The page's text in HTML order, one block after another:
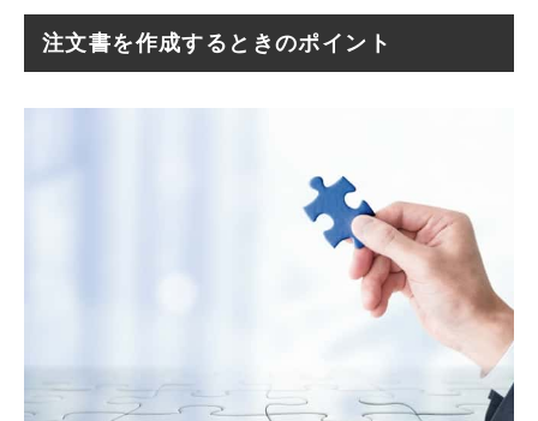
注文書を作成するときのポイント